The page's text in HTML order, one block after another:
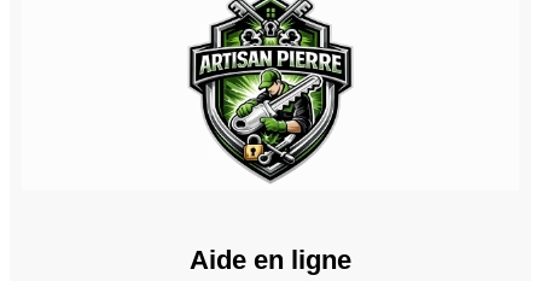
Aide en ligne